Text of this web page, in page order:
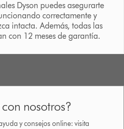
Dyson puedes asegurarte
correctamente y
intacta. Además, todas las
con 12 meses de garantía.
nosotros?
y consejos online: visita